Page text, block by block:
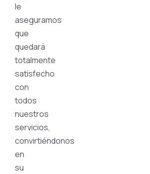
le
aseguramos
que
quedará
totalmente
satisfecho
con
todos
nuestros
servicios,
convirtiéndonos
en
su